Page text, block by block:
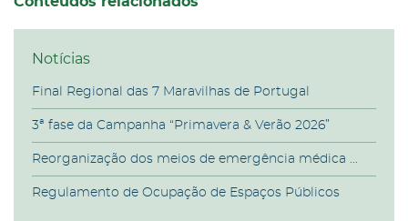
Notícias
Final Regional das 7 Maravilhas de Portugal
3ª fase da Campanha “Primavera & Verão 2026”
Reorganização dos meios de emergência médica ...
Regulamento de Ocupação de Espaços Públicos